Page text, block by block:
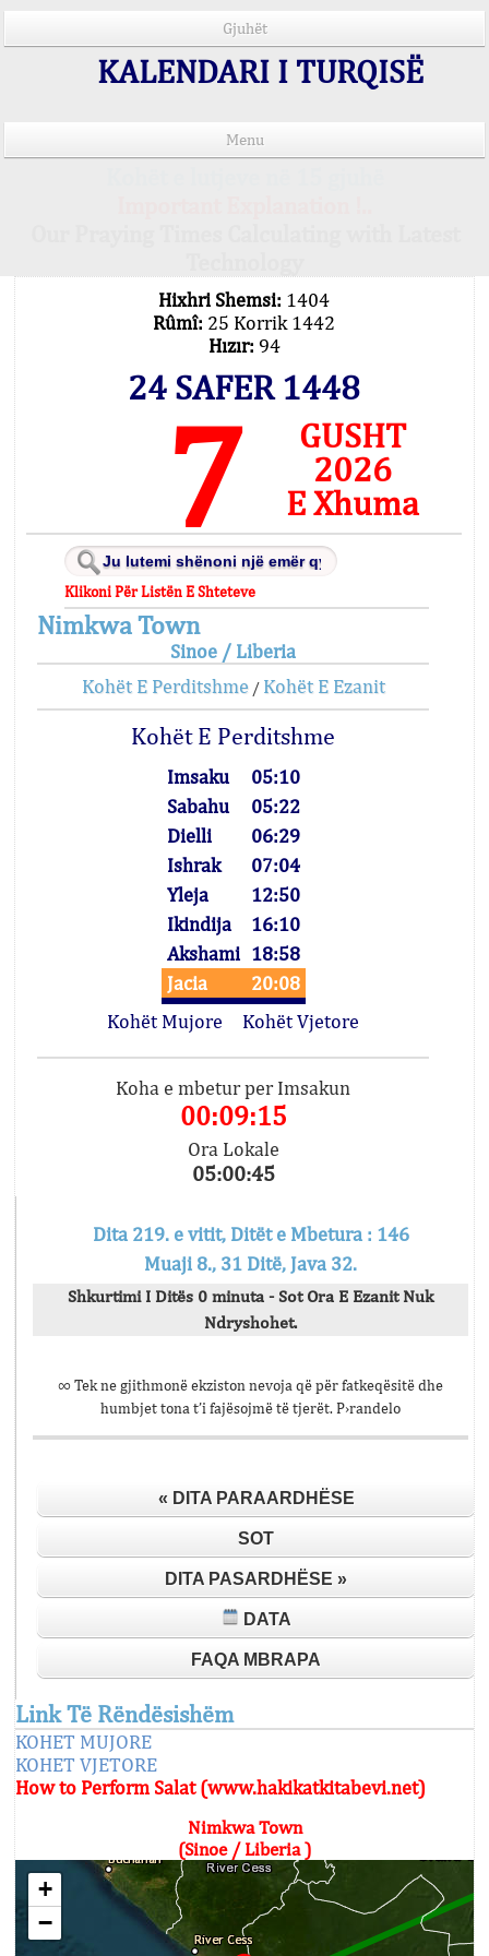
Gjuhët
KALENDARI I TURQISË
Menu
Hixhri Shemsi: 1404
Rûmî: 25 Korrik 1442
Hızır: 94
24 SAFER 1448
7
GUSHT
2026
E Xhuma
Klikoni Për Listën E Shteteve
Nimkwa Town
Sinoe / Liberia
Kohët E Perditshme/ Kohët E Ezanit
Kohët E Perditshme
Imsaku
05:10
Sabahu
05:22
Dielli
06:29
Ishrak
07:04
Yleja
12:50
Ikindija
16:10
Akshami 18:58
Jacia
20:08
Kohët Mujore
Kohët Vjetore
Koha e mbetur per Imsakun
00:09:15
Ora Lokale
05:00:45
Dita 219. e vitit, Ditët e Mbetura : 146
Muaji 8., 31 Ditë, Java 32.
Shkurtimi I Ditës 0 minuta - Sot Ora E Ezanit Nuk
Ndryshohet.
∞ Tek ne gjithmonë ekziston nevoja që për fatkeqësitë dhe
humbjet tona t’i fajësojmë të tjerët. P›randelo
« DITA PARAARDHËSE
SOT
DITA PASARDHËSE »
DATA
FAQA MBRAPA
Link Të Rëndësishëm
KOHET MUJORE
KOHET VJETORE
How to Perform Salat (www.hakikatkitabevi.net)
Nimkwa Town
(Sinoe / Liberia )
+
−